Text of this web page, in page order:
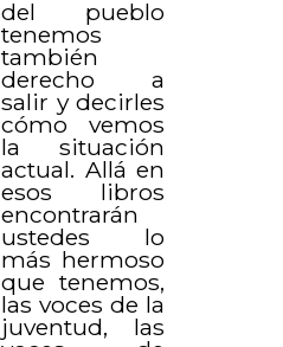
del pueblo
tenemos
también
derecho a
salir y decirles
cómo vemos
la situación
actual. Allá en
esos libros
encontrarán
ustedes lo
más hermoso
que tenemos,
las voces de la
juventud, las